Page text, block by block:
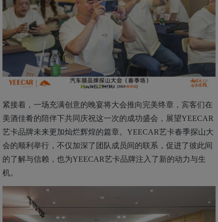
紧接着，一场充满创意的晚宴将大会推向完美终章，宾客们在
美酒佳肴的陪伴下共同庆祝这一次的成功盛会，展望YEECAR
艺卡品牌未来更加灿烂辉煌的篇章。 YEECAR艺卡春季探山大
会的顺利举行，不仅加深了团队成员间的联系，促进了彼此间
的了解与信赖，也为YEECAR艺卡品牌注入了新的动力与生
机。